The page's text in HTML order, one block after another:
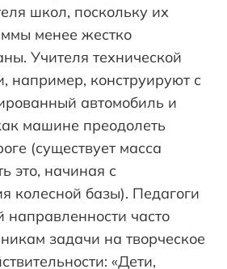
школ, поскольку их
менее жестко
Учителя технической
например, конструируют с
автомобиль и
машине преодолеть
(существует масса
это, начиная с
колесной базы). Педагоги
направленности часто
задачи на творческое
«Дети,